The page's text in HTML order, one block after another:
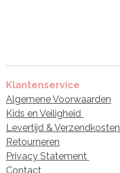
Klantenservice
Algemene Voorwaarden
Kids en Veiligheid
Levertijd & Verzendkosten
Retourneren
Privacy Statement
Contact